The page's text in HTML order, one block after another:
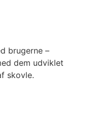
brugerne –
dem udviklet
skovle.